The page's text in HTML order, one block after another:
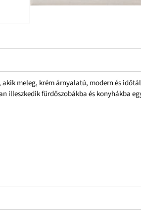
akik meleg, krém árnyalatú, modern és
fürdőszobákba és konyhákba